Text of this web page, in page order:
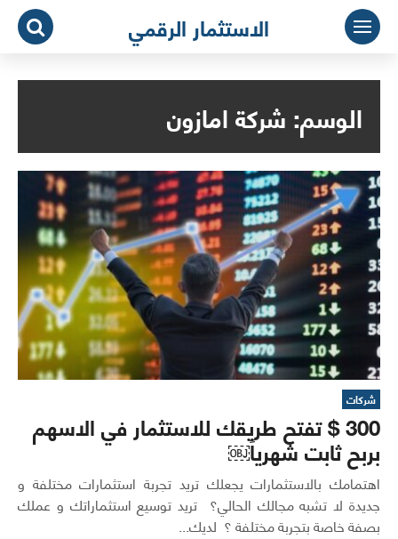
التجاوز
المحتوى
الاستثمار الرقمي
الوسم:شركة امازون
شركات
300 $ تفتح طريقك للاستثمار في الاسهم
بربح ثابت شهرياً￼
اهتمامك بالاستثمارات يجعلك تريد تجربة استثمارات مختلفة و
جديدة لا تشبه مجالك الحالي؟ تريد توسيع استثماراتك و عملك
بصفة خاصة بتجربة مختلفة ؟ لديك...